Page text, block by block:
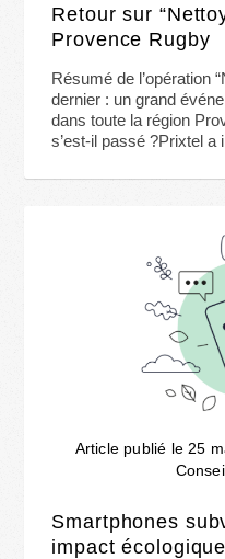
Retour sur
Provence Rugby
Résumé de l’opération
dernier : un grand
dans toute la région
s’est-il passé ?Prixtel a
Article publié le 25
Smartphones
impact